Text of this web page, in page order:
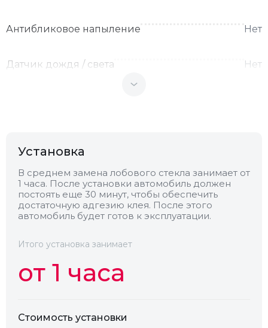
Антибликовое напыление Нет
Датчик дождя / света Нет
Теплопоглощающее Нет
Обогрев
Камера
Установка
В среднем замена лобового стекла занимает от
1 часа. После установки автомобиль должен
постоять еще 30 минут, чтобы обеспечить
достаточную адгезию клея. После этого
автомобиль будет готов к эксплуатации.
Итого установка занимает
от 1 часа
Стоимость установки